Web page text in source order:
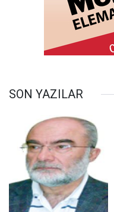
SON YAZILAR